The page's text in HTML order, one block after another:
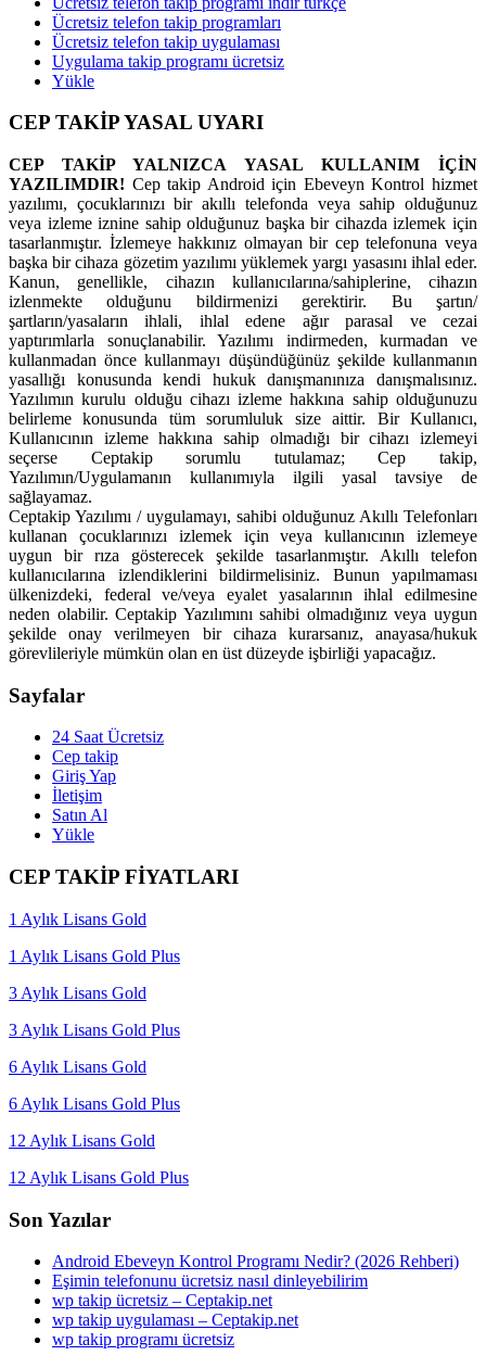
Ücretsiz telefon takip programları
Ücretsiz telefon takip uygulaması
Uygulama takip programı ücretsiz
Yükle
CEP TAKİP YASAL UYARI
CEP TAKİP YALNIZCA YASAL KULLANIM İÇİN
YAZILIMDIR! Cep takip Android için Ebeveyn Kontrol hizmet
yazılımı, çocuklarınızı bir akıllı telefonda veya sahip olduğunuz
veya izleme iznine sahip olduğunuz başka bir cihazda izlemek için
tasarlanmıştır. İzlemeye hakkınız olmayan bir cep telefonuna veya
başka bir cihaza gözetim yazılımı yüklemek yargı yasasını ihlal eder.
Kanun, genellikle, cihazın kullanıcılarına/sahiplerine, cihazın
izlenmekte olduğunu bildirmenizi gerektirir. Bu şartın/
şartların/yasaların ihlali, ihlal edene ağır parasal ve cezai
yaptırımlarla sonuçlanabilir. Yazılımı indirmeden, kurmadan ve
kullanmadan önce kullanmayı düşündüğünüz şekilde kullanmanın
yasallığı konusunda kendi hukuk danışmanınıza danışmalısınız.
Yazılımın kurulu olduğu cihazı izleme hakkına sahip olduğunuzu
belirleme konusunda tüm sorumluluk size aittir. Bir Kullanıcı,
Kullanıcının izleme hakkına sahip olmadığı bir cihazı izlemeyi
seçerse Ceptakip sorumlu tutulamaz; Cep takip,
Yazılımın/Uygulamanın kullanımıyla ilgili yasal tavsiye de
sağlayamaz.
Ceptakip Yazılımı / uygulamayı, sahibi olduğunuz Akıllı Telefonları
kullanan çocuklarınızı izlemek için veya kullanıcının izlemeye
uygun bir rıza gösterecek şekilde tasarlanmıştır. Akıllı telefon
kullanıcılarına izlendiklerini bildirmelisiniz. Bunun yapılmaması
ülkenizdeki, federal ve/veya eyalet yasalarının ihlal edilmesine
neden olabilir. Ceptakip Yazılımını sahibi olmadığınız veya uygun
şekilde onay verilmeyen bir cihaza kurarsanız, anayasa/hukuk
görevlileriyle mümkün olan en üst düzeyde işbirliği yapacağız.
Sayfalar
24 Saat Ücretsiz
Cep takip
Giriş Yap
İletişim
Satın Al
Yükle
CEP TAKİP FİYATLARI
1 Aylık Lisans Gold
1 Aylık Lisans Gold Plus
3 Aylık Lisans Gold
3 Aylık Lisans Gold Plus
6 Aylık Lisans Gold
6 Aylık Lisans Gold Plus
12 Aylık Lisans Gold
12 Aylık Lisans Gold Plus
Son Yazılar
Android Ebeveyn Kontrol Programı Nedir? (2026 Rehberi)
Eşimin telefonunu ücretsiz nasıl dinleyebilirim
wp takip ücretsiz – Ceptakip.net
wp takip uygulaması – Ceptakip.net
wp takip programı ücretsiz